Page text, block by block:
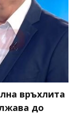
връхлита
до